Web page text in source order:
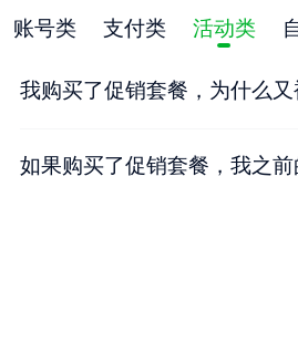
账号类 支付类 活动类
我购买了促销套餐，为什么又
如果购买了促销套餐，我之